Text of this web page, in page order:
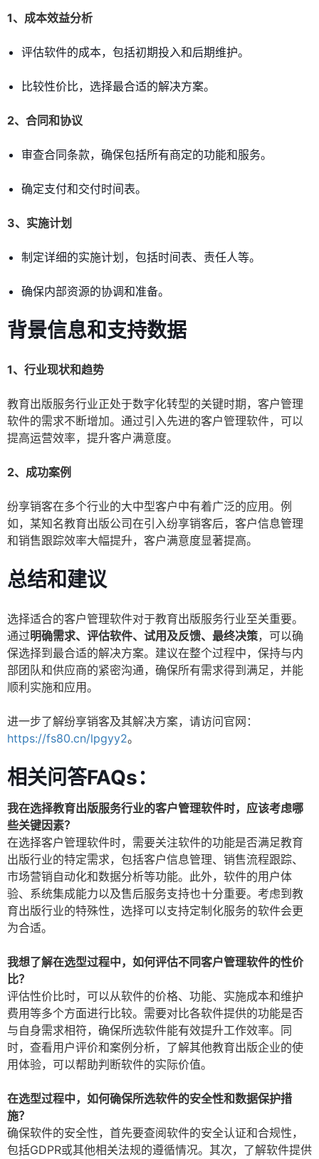
1、成本效益分析
评估软件的成本，包括初期投入和后期维护。
比较性价比，选择最合适的解决方案。
2、合同和协议
审查合同条款，确保包括所有商定的功能和服务。
确定支付和交付时间表。
3、实施计划
制定详细的实施计划，包括时间表、责任人等。
确保内部资源的协调和准备。
背景信息和支持数据
1、行业现状和趋势
教育出版服务行业正处于数字化转型的关键时期，客户管理
软件的需求不断增加。通过引入先进的客户管理软件，可以
提高运营效率，提升客户满意度。
2、成功案例
纷享销客在多个行业的大中型客户中有着广泛的应用。例
如，某知名教育出版公司在引入纷享销客后，客户信息管理
和销售跟踪效率大幅提升，客户满意度显著提高。
总结和建议
选择适合的客户管理软件对于教育出版服务行业至关重要。
通过明确需求、评估软件、试用及反馈、最终决策，可以确
保选择到最合适的解决方案。建议在整个过程中，保持与内
部团队和供应商的紧密沟通，确保所有需求得到满足，并能
顺利实施和应用。
进一步了解纷享销客及其解决方案，请访问官网：
https://fs80.cn/lpgyy2。
相关问答FAQs：
我在选择教育出版服务行业的客户管理软件时，应该考虑哪
些关键因素？
在选择客户管理软件时，需要关注软件的功能是否满足教育
出版行业的特定需求，包括客户信息管理、销售流程跟踪、
市场营销自动化和数据分析等功能。此外，软件的用户体
验、系统集成能力以及售后服务支持也十分重要。考虑到教
育出版行业的特殊性，选择可以支持定制化服务的软件会更
为合适。
我想了解在选型过程中，如何评估不同客户管理软件的性价
比？
评估性价比时，可以从软件的价格、功能、实施成本和维护
费用等多个方面进行比较。需要对比各软件提供的功能是否
与自身需求相符，确保所选软件能有效提升工作效率。同
时，查看用户评价和案例分析，了解其他教育出版企业的使
用体验，可以帮助判断软件的实际价值。
在选型过程中，如何确保所选软件的安全性和数据保护措
施？
确保软件的安全性，首先要查阅软件的安全认证和合规性，
包括GDPR或其他相关法规的遵循情况。其次，了解软件提供